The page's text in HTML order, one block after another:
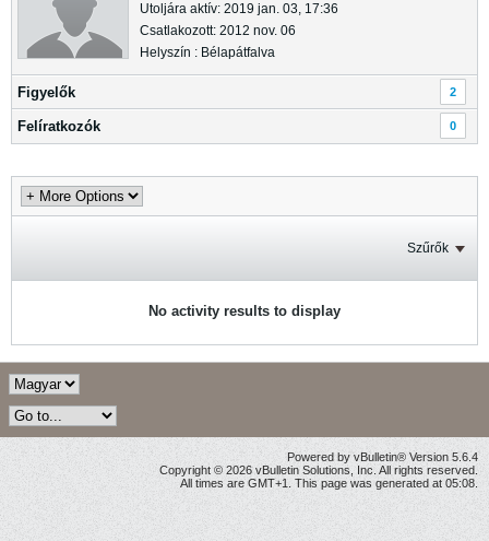
Utoljára aktív: 2019 jan. 03, 17:36
Csatlakozott: 2012 nov. 06
Helyszín : Bélapátfalva
Figyelők 2
Felíratkozók 0
Szűrők
No activity results to display
Powered by vBulletin® Version 5.6.4
Copyright © 2026 vBulletin Solutions, Inc. All rights reserved.
All times are GMT+1. This page was generated at 05:08.